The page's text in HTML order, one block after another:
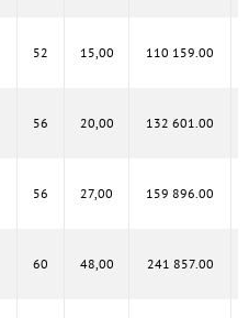
52 15,00 110 159.00
56 20,00 132 601.00
56 27,00 159 896.00
60 48,00 241 857.00